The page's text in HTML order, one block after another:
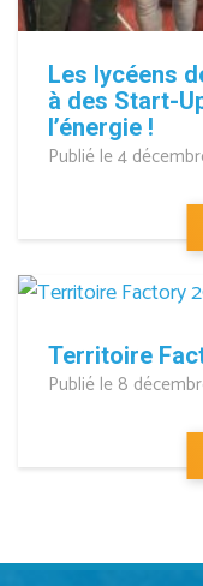
Les lycéens
à des Start-
l’énergie !
Publié le 4
Territoire
Publié le 8